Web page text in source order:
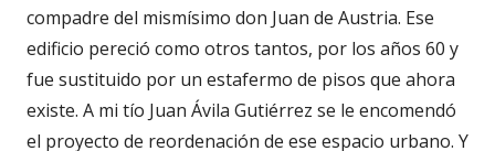
compadre del mismísimo don Juan de Austria. Ese
edificio pereció como otros tantos, por los años 60 y
fue sustituido por un estafermo de pisos que ahora
existe. A mi tío Juan Ávila Gutiérrez se le encomendó
el proyecto de reordenación de ese espacio urbano. Y